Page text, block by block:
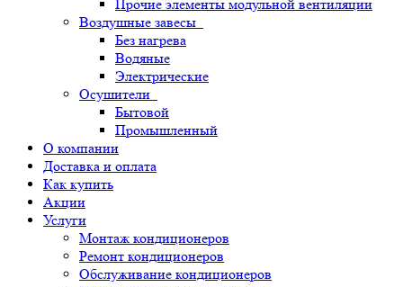
Прочие элементы модульной вентиляции
Воздушные завесы
Без нагрева
Водяные
Электрические
Осушители
Бытовой
Промышленный
О компании
Доставка и оплата
Как купить
Акции
Услуги
Монтаж кондиционеров
Ремонт кондиционеров
Обслуживание кондиционеров